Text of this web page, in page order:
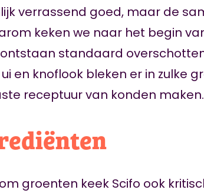
verrassend goed, maar de
keken we naar het begin
standaard
en knoflook bleken er in zulke
receptuur van konden
groenten keek Scifo ook